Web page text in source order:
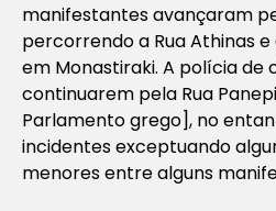
manifestantes avançaram
percorrendo a Rua Athinas
em Monastiraki. A polícia de
continuarem pela Rua
Parlamento grego], no
incidentes exceptuando
menores entre alguns